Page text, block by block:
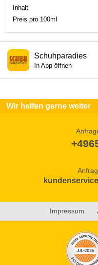
Inhalt
Preis pro 100ml
Schuhparadies
In App öffnen
Wir helfen gerne weiter
Impressum